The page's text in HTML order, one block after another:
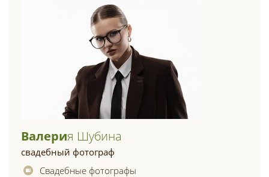
ВалериЯ Шубина
свадебный фотограф
Свадебные фотографы